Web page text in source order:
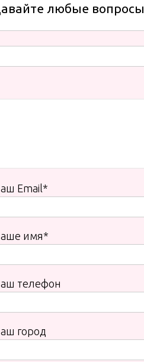
любые вопросы
Email*
имя*
телефон
город